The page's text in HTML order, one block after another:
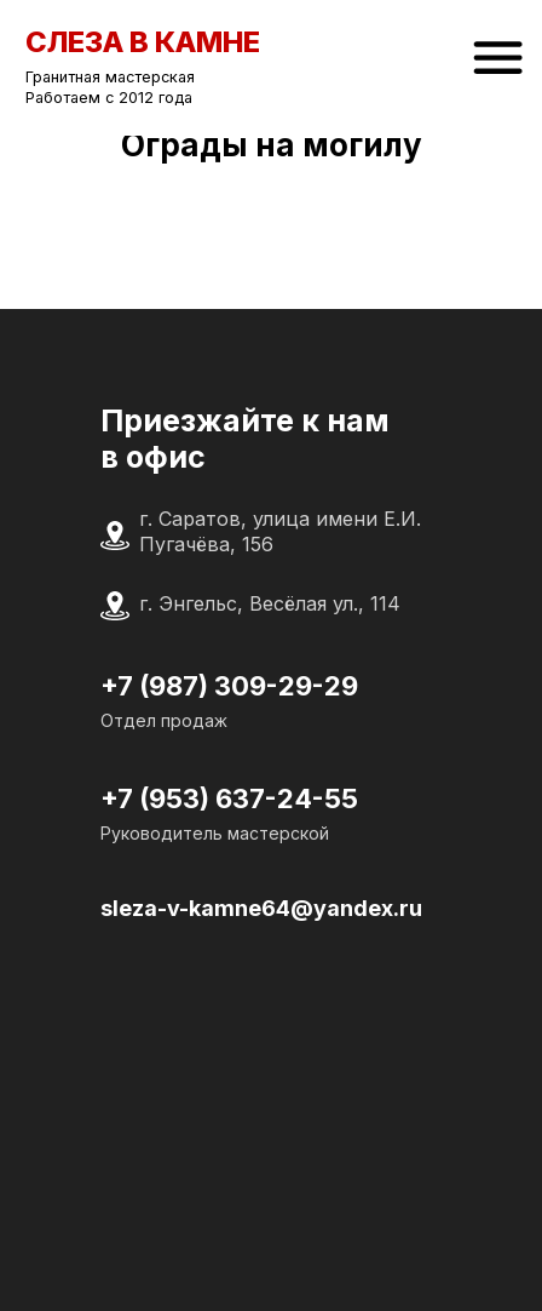
СЛЕЗА В КАМНЕ
Гранитная мастерская
Работаем с 2012 года
Ограды на могилу
Приезжайте к нам
в офис
sleza-v-kamne64@yandex.ru
+7 (987) 309-29-29
Отдел продаж
г. Саратов, улица имени Е.И.
Пугачёва, 156
г. Энгельс, Весёлая ул., 114
+7 (953) 637-24-55
Руководитель мастерской